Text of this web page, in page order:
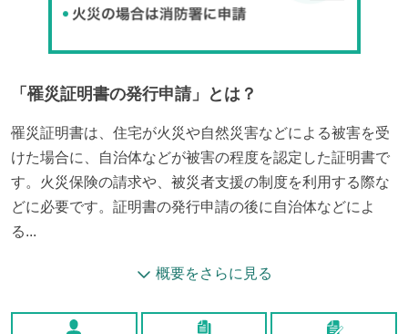
「 罹災証明書の発行申請」とは？
罹災証明書は、住宅が火災や自然災害などによる被害を受
けた場合に、自治体などが被害の程度を認定した証明書で
す。火災保険の請求や、被災者支援の制度を利用する際な
どに必要です。証明書の発行申請の後に自治体などによ
る...
概要をさらに見る